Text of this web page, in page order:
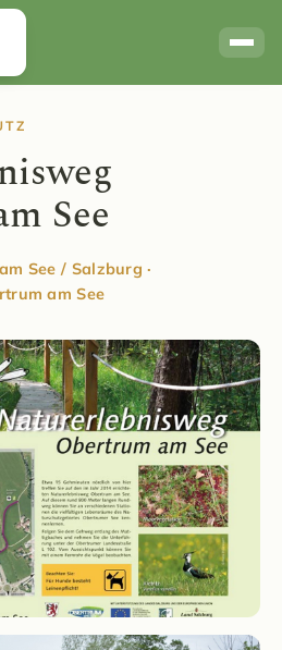
See
See / Salzburg ·
am See